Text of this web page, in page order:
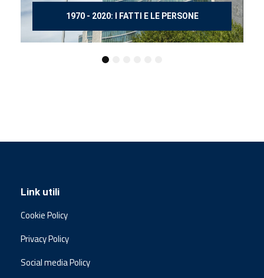
150 ANNI DOPO MANZONI
Link utili
Cookie Policy
Privacy Policy
Social media Policy